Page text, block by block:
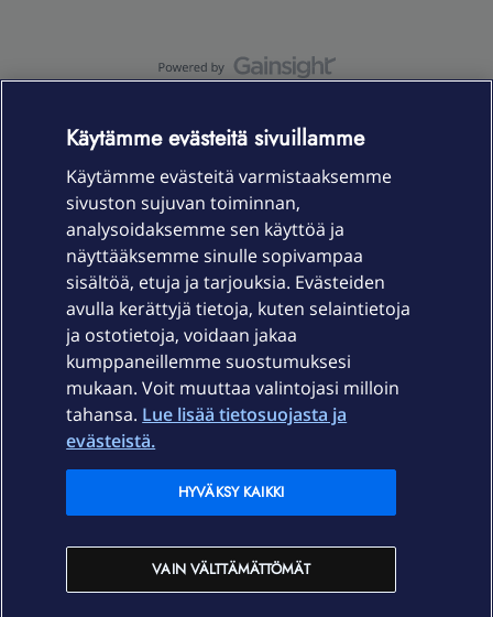
Laitteet & liittymät
Palvelut
Ajankohtaista
Elisa Oyj
In English
Käytämme evästeitä sivuillamme
Käytämme evästeitä varmistaaksemme
sivuston sujuvan toiminnan,
analysoidaksemme sen käyttöä ja
näyttääksemme sinulle sopivampaa
sisältöä, etuja ja tarjouksia. Evästeiden
avulla kerättyjä tietoja, kuten selaintietoja
ja ostotietoja, voidaan jakaa
kumppaneillemme suostumuksesi
mukaan. Voit muuttaa valintojasi milloin
tahansa. Lue lisää tietosuojasta ja
evästeistä.
VAIN VÄLTTÄMÄTTÖMÄT
HYVÄKSY KAIKKI